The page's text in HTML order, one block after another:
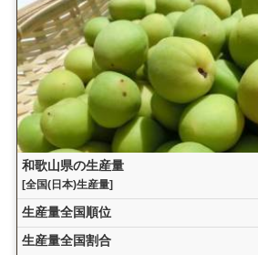
和歌山県の生産量
[全国(日本)生産量]
生産量全国順位
生産量全国割合